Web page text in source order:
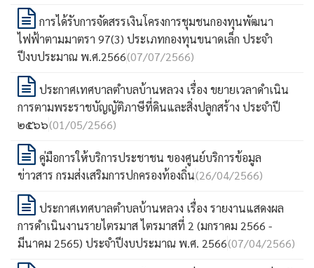
การได้รับการจัดสรรเงินโครงการชุมชนกองทุนพัฒนา
ไฟฟ้าตามมาตรา 97(3) ประเภทกองทุนขนาดเล็ก ประจำ
ปีงบประมาณ พ.ศ.2566(07/07/2566)
ประกาศเทศบาลตำบลบ้านหลวง เรื่อง ขยายเวลาดำเนิน
การตามพระราชบัญญัติภาษีที่ดินและสิ่งปลูกสร้าง ประจำปี
๒๕๖๖(01/05/2566)
คู่มือการให้บริการประชาชน ของศูนย์บริการข้อมูล
ข่าวสาร กรมส่งเสริมการปกครองท้องถิ่น(26/04/2566)
ประกาศเทศบาลตำบลบ้านหลวง เรื่อง รายงานแสดงผล
การดำเนินงานรายไตรมาส ไตรมาสที่ 2 (มกราคม 2566 -
มีนาคม 2565) ประจำปีงบประมาณ พ.ศ. 2566(07/04/2566)